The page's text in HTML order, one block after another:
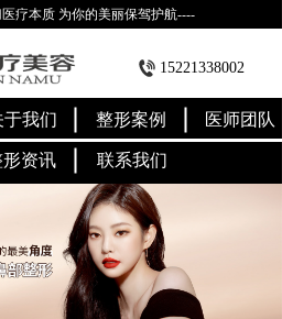
疗本质 为你的美丽保驾护航----
15221338002
于我们 医师团队
整形案例
形资讯 联系我们